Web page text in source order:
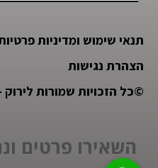
תנאי שימוש ומדיניות
הצהרת נגישות
©כל הזכויות שמורות
השאירו פרטים